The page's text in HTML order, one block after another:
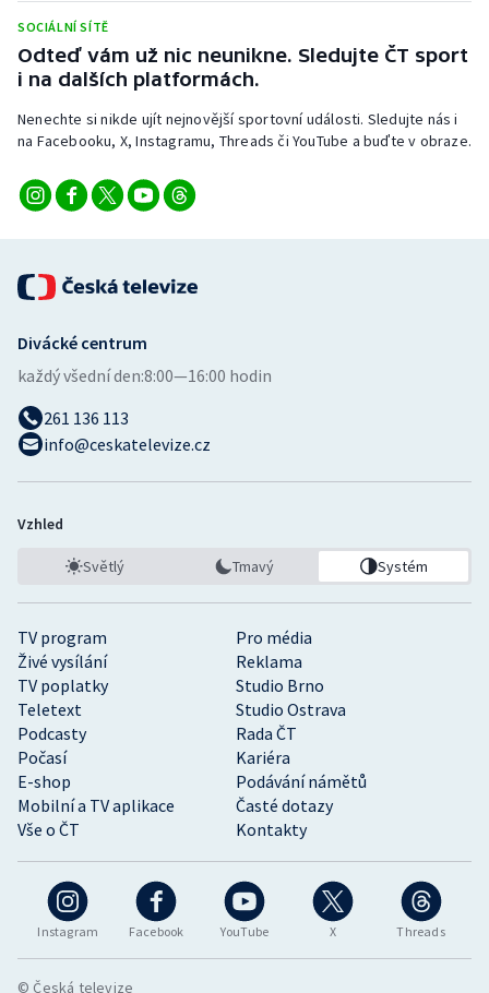
Stolní tenis
Triatlon
Veslování
Vodní slalom
Volejbal
Ostatní
SOCIÁLNÍ SÍTĚ
Odteď vám už nic neunikne. Sledujte ČT sport
i na dalších platformách.
Nenechte si nikde ujít nejnovější sportovní události. Sledujte nás i
na Facebooku, X, Instagramu, Threads či YouTube a buďte v obraze.
Instagram Facebook YouTube X Threads
TV program
Pro média
Živé vysílání
Reklama
TV poplatky
Studio Brno
Teletext
Studio Ostrava
Podcasty
Rada ČT
Počasí
Kariéra
E-shop
Podávání námětů
Mobilní a TV aplikace
Časté dotazy
Vše o ČT
Kontakty
Divácké centrum
každý všední den:8:00—16:00 hodin
261 136 113
info@ceskatelevize.cz
Vzhled
Světlý Tmavý Systém
© Česká televize